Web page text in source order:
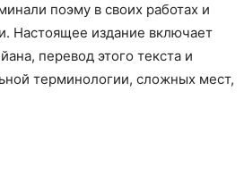
поэму в своих работах и
Настоящее издание включает
перевод этого текста и
терминологии, сложных мест,